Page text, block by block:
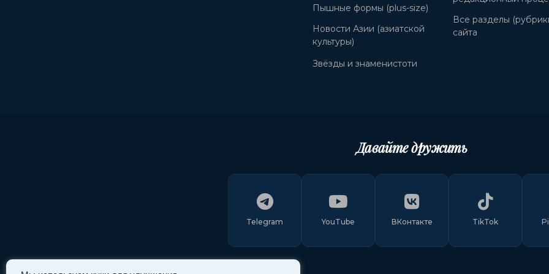
Пышные формы (plus-size)
Новости Азии (азиатской
культуры)
Звёзды и знаменистоти
Все разделы
сайта
Давайте дружить
Telegram YouTube ВКонтакте TikTok